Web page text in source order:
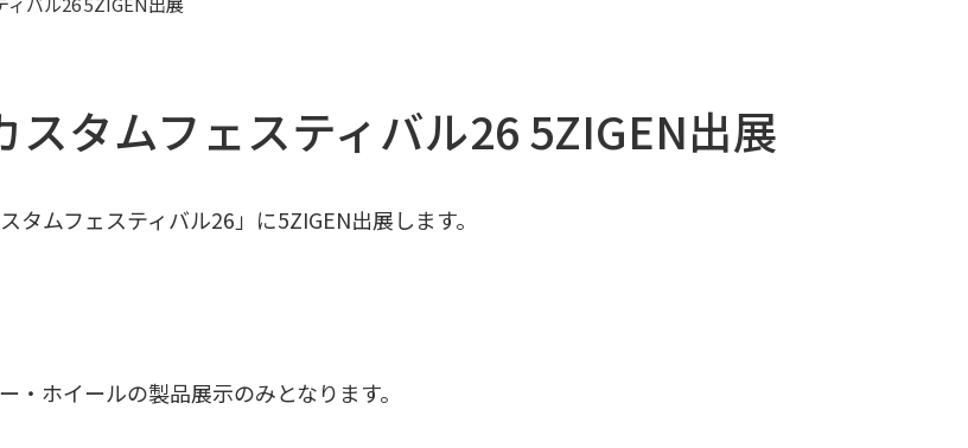
タムフェスティバル26 5ZIGEN出展
ムフェスティバル26」に5ZIGEN出展します。
ホイールの製品展示のみとなります。